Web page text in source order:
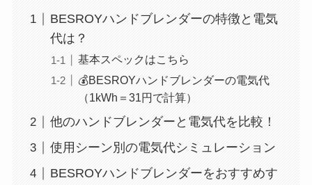
BESROYハンドブレンダーの特徴と電気
代は？
基本スペックはこちら
💰BESROYハンドブレンダーの電気代
（1kWh＝31円で計算）
他のハンドブレンダーと電気代を比較！
使用シーン別の電気代シミュレーション
BESROYハンドブレンダーをおすすめす